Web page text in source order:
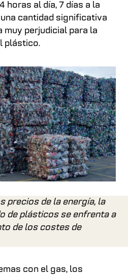
horas al día, 7 días a la
cantidad significativa
muy perjudicial para la
plástico.
precios de la energía, la
de plásticos se enfrenta a
de los costes de
con el gas, los